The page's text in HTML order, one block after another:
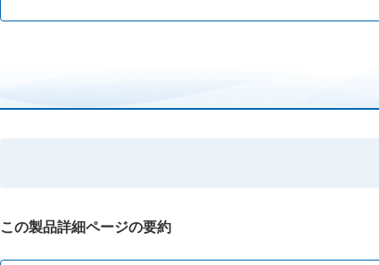
この製品詳細ページの要約